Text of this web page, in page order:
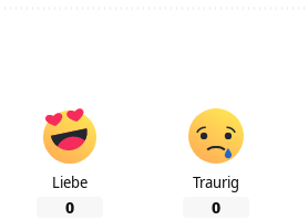
Liebe
0
Traurig
0